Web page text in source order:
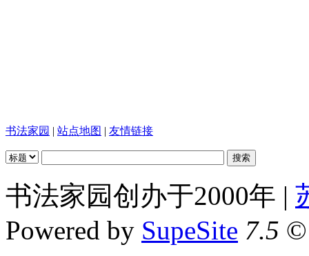
书法家园 | 站点地图 | 友情链接
书法家园创办于2000年 |
Powered by SupeSite 7.5 ©